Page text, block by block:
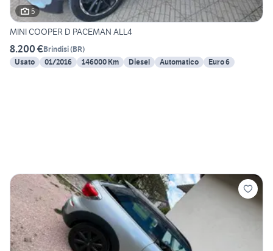
5
MINI COOPER D PACEMAN ALL4
8.200 €Brindisi(BR)
Usato
01/2016 146000 Km Diesel Automatico Euro 6